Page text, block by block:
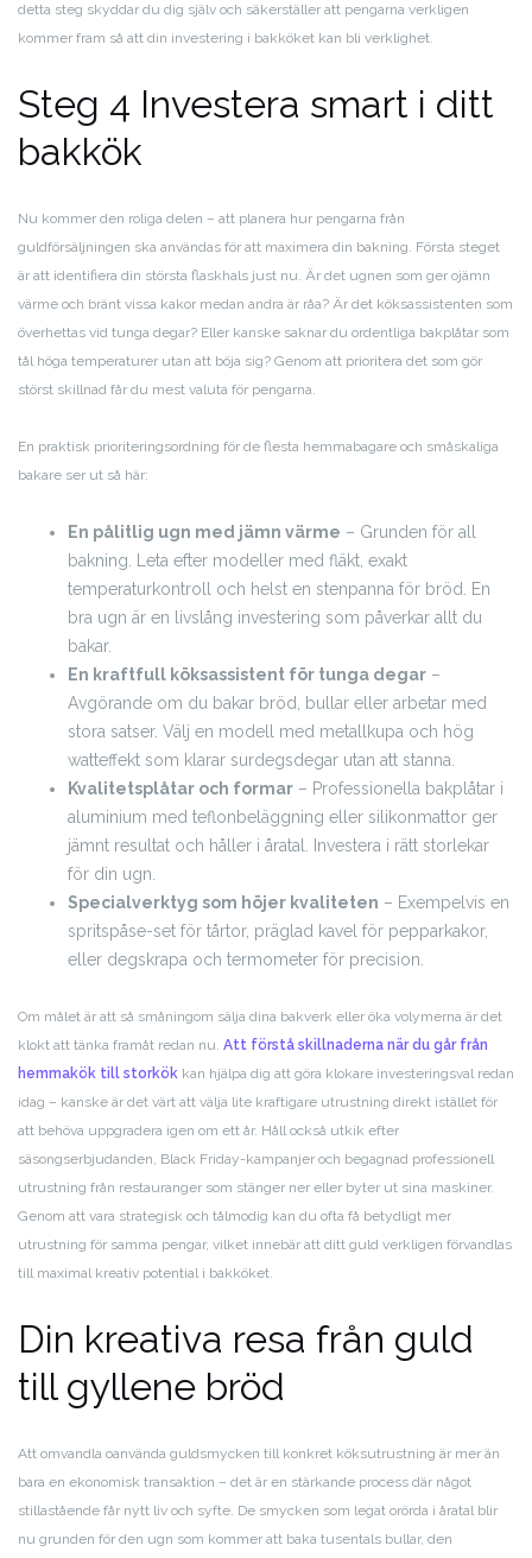
detta steg skyddar du dig själv och säkerställer att pengarna verkligen
kommer fram så att din investering i bakköket kan bli verklighet.
Steg 4 Investera smart i ditt
bakkök
Nu kommer den roliga delen – att planera hur pengarna från
guldförsäljningen ska användas för att maximera din bakning. Första steget
är att identifiera din största flaskhals just nu. Är det ugnen som ger ojämn
värme och bränt vissa kakor medan andra är råa? Är det köksassistenten som
överhettas vid tunga degar? Eller kanske saknar du ordentliga bakplåtar som
tål höga temperaturer utan att böja sig? Genom att prioritera det som gör
störst skillnad får du mest valuta för pengarna.
En praktisk prioriteringsordning för de flesta hemmabagare och småskaliga
bakare ser ut så här:
En pålitlig ugn med jämn värme – Grunden för all
bakning. Leta efter modeller med fläkt, exakt
temperaturkontroll och helst en stenpanna för bröd. En
bra ugn är en livslång investering som påverkar allt du
bakar.
En kraftfull köksassistent för tunga degar –
Avgörande om du bakar bröd, bullar eller arbetar med
stora satser. Välj en modell med metallkupa och hög
watteffekt som klarar surdegsdegar utan att stanna.
Kvalitetsplåtar och formar – Professionella bakplåtar i
aluminium med teflonbeläggning eller silikonmattor ger
jämnt resultat och håller i åratal. Investera i rätt storlekar
för din ugn.
Specialverktyg som höjer kvaliteten – Exempelvis en
spritspåse-set för tårtor, präglad kavel för pepparkakor,
eller degskrapa och termometer för precision.
Om målet är att så småningom sälja dina bakverk eller öka volymerna är det
klokt att tänka framåt redan nu. Att förstå skillnaderna när du går från
hemmakök till storkök kan hjälpa dig att göra klokare investeringsval redan
idag – kanske är det värt att välja lite kraftigare utrustning direkt istället för
att behöva uppgradera igen om ett år. Håll också utkik efter
säsongserbjudanden, Black Friday-kampanjer och begagnad professionell
utrustning från restauranger som stänger ner eller byter ut sina maskiner.
Genom att vara strategisk och tålmodig kan du ofta få betydligt mer
utrustning för samma pengar, vilket innebär att ditt guld verkligen förvandlas
till maximal kreativ potential i bakköket.
Din kreativa resa från guld
till gyllene bröd
Att omvandla oanvända guldsmycken till konkret köksutrustning är mer än
bara en ekonomisk transaktion – det är en stärkande process där något
stillastående får nytt liv och syfte. De smycken som legat orörda i åratal blir
nu grunden för den ugn som kommer att baka tusentals bullar, den